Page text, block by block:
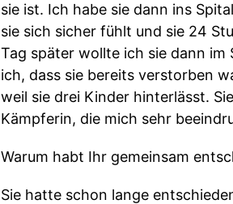
sie ist. Ich habe sie dann ins
sie sich sicher fühlt und sie 24
Tag später wollte ich sie dann im
ich, dass sie bereits verstorben
weil sie drei Kinder hinterlässt.
Kämpferin, die mich sehr
Warum habt Ihr gemeinsam
Sie hatte schon lange